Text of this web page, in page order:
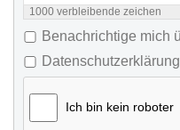
1000 verbleibende zeichen
Benachrichtige mich
Ich bin kein roboter